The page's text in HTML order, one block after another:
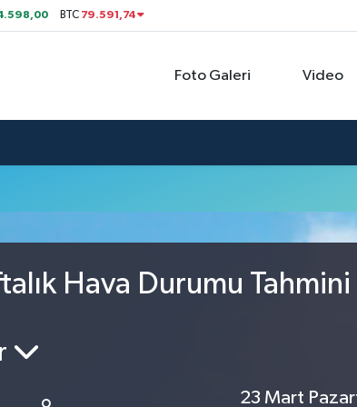
BTC 79.591,74
Foto Galeri Video
Hava Durumu Tahmini
23 Mart